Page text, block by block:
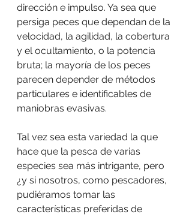
dirección e impulso. Ya sea que
persiga peces que dependan de la
velocidad, la agilidad, la cobertura
y el ocultamiento, o la potencia
bruta; la mayoría de los peces
parecen depender de métodos
particulares e identificables de
maniobras evasivas.
Tal vez sea esta variedad la que
hace que la pesca de varias
especies sea más intrigante, pero
¿y si nosotros, como pescadores,
pudiéramos tomar las
características preferidas de